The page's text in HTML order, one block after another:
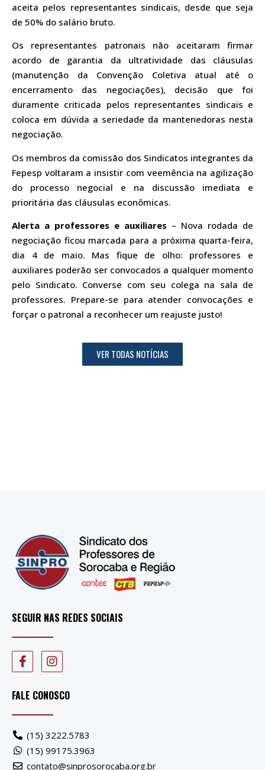
aceita pelos representantes sindicais, desde que seja
de 50% do salário bruto.
Os representantes patronais não aceitaram firmar
acordo de garantia da ultratividade das cláusulas
(manutenção da Convenção Coletiva atual até o
encerramento das negociações), decisão que foi
duramente criticada pelos representantes sindicais e
coloca em dúvida a seriedade da mantenedoras nesta
negociação.
Os membros da comissão dos Sindicatos integrantes da
Fepesp voltaram a insistir com veemência na agilização
do processo negocial e na discussão imediata e
prioritária das cláusulas econômicas.
Alerta a professores e auxiliares – Nova rodada de
negociação ficou marcada para a próxima quarta-feira,
dia 4 de maio. Mas fique de olho: professores e
auxiliares poderão ser convocados a qualquer momento
pelo Sindicato. Converse com seu colega na sala de
professores. Prepare-se para atender convocações e
forçar o patronal a reconhecer um reajuste justo!
VER TODAS NOTÍCIAS
SEGUIR NAS REDES SOCIAIS
FALE CONOSCO
(15) 3222.5783
(15) 99175.3963
contato@sinprosorocaba.org.br